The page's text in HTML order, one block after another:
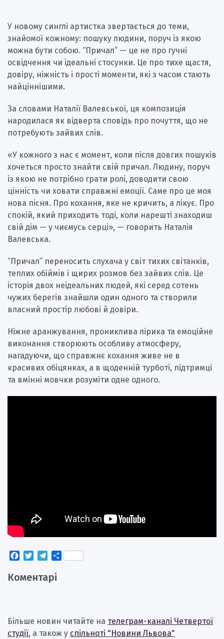
У новому синглі артистка звертається до теми,
знайомої кожному: пошуку людини, поруч із якою
можна бути собою. “Причал” — це не про гучні
освідчення чи ідеальні стосунки. Це про тихе щастя,
довіру, ніжність і прості моменти, які з часом стають
найціннішими.
За словами Наталії Валевської, ця композиція
народилася як відверта сповідь про почуття, що не
потребують зайвих слів.
«У кожного з нас є момент, коли після довгих пошуків
хочеться просто знайти свій причал. Людину, поруч
із якою не потрібно грати ролі, доводити свою
цінність чи ховати справжні емоції. Саме про це моя
нова пісня. Про кохання, яке не кричить, а лікує. Про
спокій, який приходить тоді, коли нарешті знаходиш
свій дім — у чиємусь серці», — говорить Наталія
Валевська.
“Причал” переносить слухача у світ тихих світанків,
теплих обіймів і щирих розмов без зайвих слів. Це
історія двох неідеальних людей, які серед сотень
чужих берегів знайшли один одного та створили
власний простір любові й довіри.
Ніжне аранжування, прониклива лірика та емоційне
виконання створюють особливу атмосферу,
нагадуючи, що справжнє кохання живе не в
красивих обіцянках, а в щоденній турботі, підтримці
та вмінні мовчки розуміти одне одного.
Facebook
TwitterTelegram
Поділитися
Коментарі
Більше новин читайте на телеграм-каналі Четвертої
студії, а також у спільноті "Новини Львова"